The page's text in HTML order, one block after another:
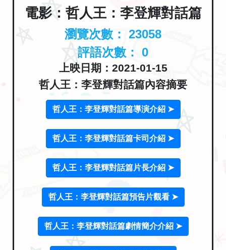
電影：哲人王：李登輝對話篇
瀏覽次數： 23058
評語次數： 0
上映日期：2021-01-15
哲人王：李登輝對話篇內容摘要
哲人王：李登輝對話篇導演介紹 ➤
哲人王：李登輝對話篇卡司介紹 ➤
哲人王：李登輝對話篇片長介紹 ➤
哲人王：李登輝對話篇預告片觀看 ➤
哲人王：李登輝對話篇劇情簡介介紹 ➤